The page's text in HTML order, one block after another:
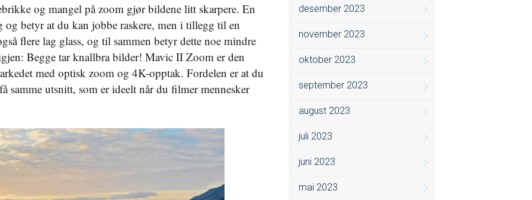
og mangel på zoom gjør bildene litt skarpere. En
og betyr at du kan jobbe raskere, men i tillegg til en
flere lag glass, og til sammen betyr dette noe mindre
Begge tar knallbra bilder! Mavic II Zoom er den
med optisk zoom og 4K-opptak. Fordelen er at du
samme utsnitt, som er ideelt når du filmer mennesker
desember 2023
november 2023
oktober 2023
september 2023
august 2023
juli 2023
juni 2023
mai 2023